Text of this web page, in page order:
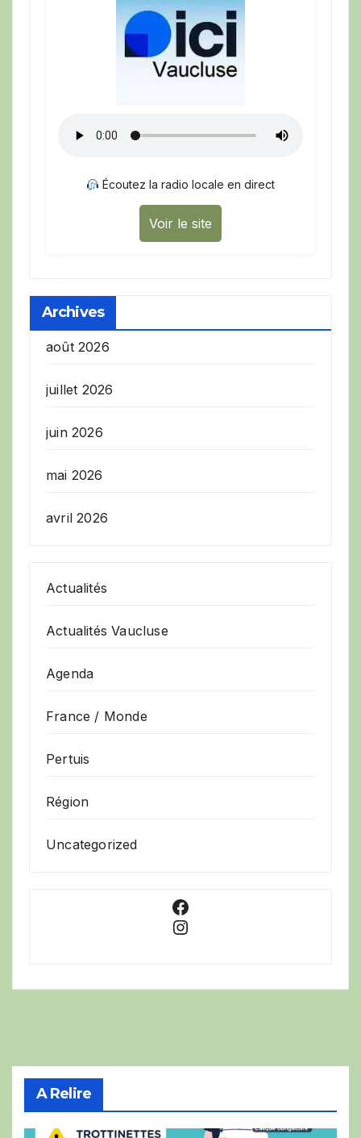
Écoutez la radio locale en direct
Voir le site
Archives
août 2026
juillet 2026
juin 2026
mai 2026
avril 2026
Actualités
Actualités Vaucluse
Agenda
France / Monde
Pertuis
Région
Uncategorized
Facebook
Instagram
A Relire